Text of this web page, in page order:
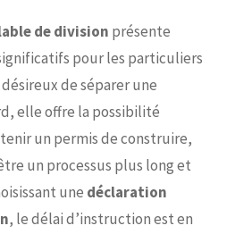
de division présente
pour les particuliers
de séparer une
elle offre la possibilité
un permis de construire,
un processus plus long et
une déclaration
, le délai d’instruction est en